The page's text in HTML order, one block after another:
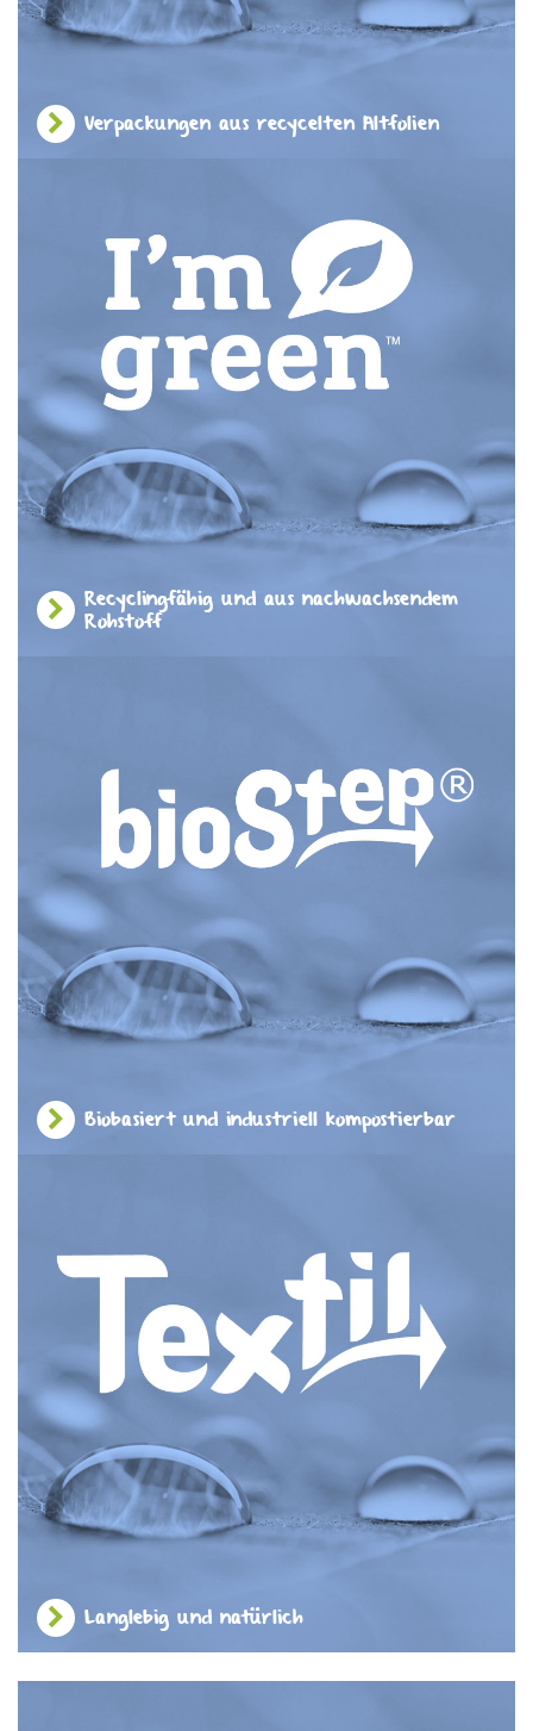
Verpackungen aus recycelten Altfolien
Recyclingfähig und aus nachwachsendem
Rohstoff
Biobasiert und industriell kompostierbar
Langlebig und natürlich